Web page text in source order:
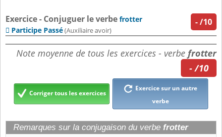
-/10
Exercice - Conjuguer le verbe frotter
 Participe Passé(Auxiliaire avoir)
Note moyenne de tous les exercices - verbe frotter
- /10
Corriger tous les exercices
Exercice sur un autre
verbe
Remarques sur la conjugaison du verbe frotter